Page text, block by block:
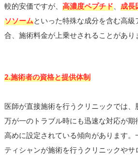
較的安価ですが、 高濃度ペプチド、 成長
ソソームといった特殊な成分を含む高
合、施術料金が上乗せされることがあり
2.施術者の資格と提供体制
医師が直接施術を行うクリニックでは、
万が一のトラブル時にも迅速な対応が
高めに設定されている傾向があります
ティシャンが施術を行うクリニックや